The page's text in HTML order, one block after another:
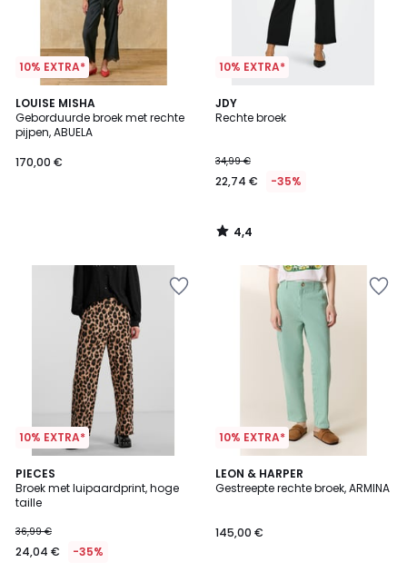
10% EXTRA*
LOUISE MISHA
Geborduurde broek met rechte
pijpen, ABUELA
170,00 €
10% EXTRA*
JDY
Rechte broek
34,99 €
22,74 € -35%
4,4
/ 5
4,4
/
10% EXTRA*
PIECES
Broek met luipaardprint, hoge
taille
36,99 €
24,04 € -35%
3,3
/ 5
10% EXTRA*
LEON & HARPER
Gestreepte rechte broek, ARMINA
145,00 €